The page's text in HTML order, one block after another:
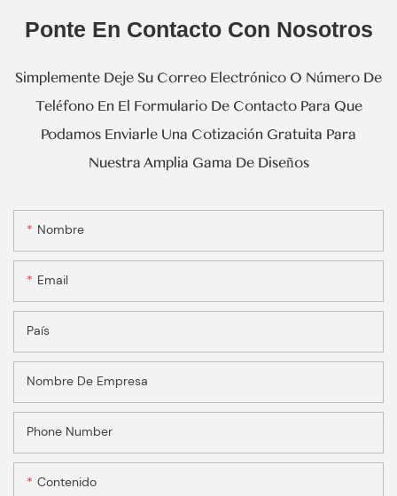
Ponte En Contacto Con Nosotros
Simplemente Deje Su Correo Electrónico O Número De
Teléfono En El Formulario De Contacto Para Que
Podamos Enviarle Una Cotización Gratuita Para
Nuestra Amplia Gama De Diseños
Nombre
Email
País
Nombre De Empresa
Phone Number
Contenido